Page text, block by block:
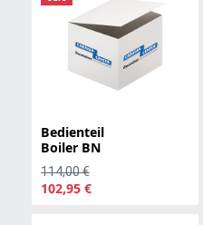
Bedienteil
Boiler BN
114,00 €
102,95 €